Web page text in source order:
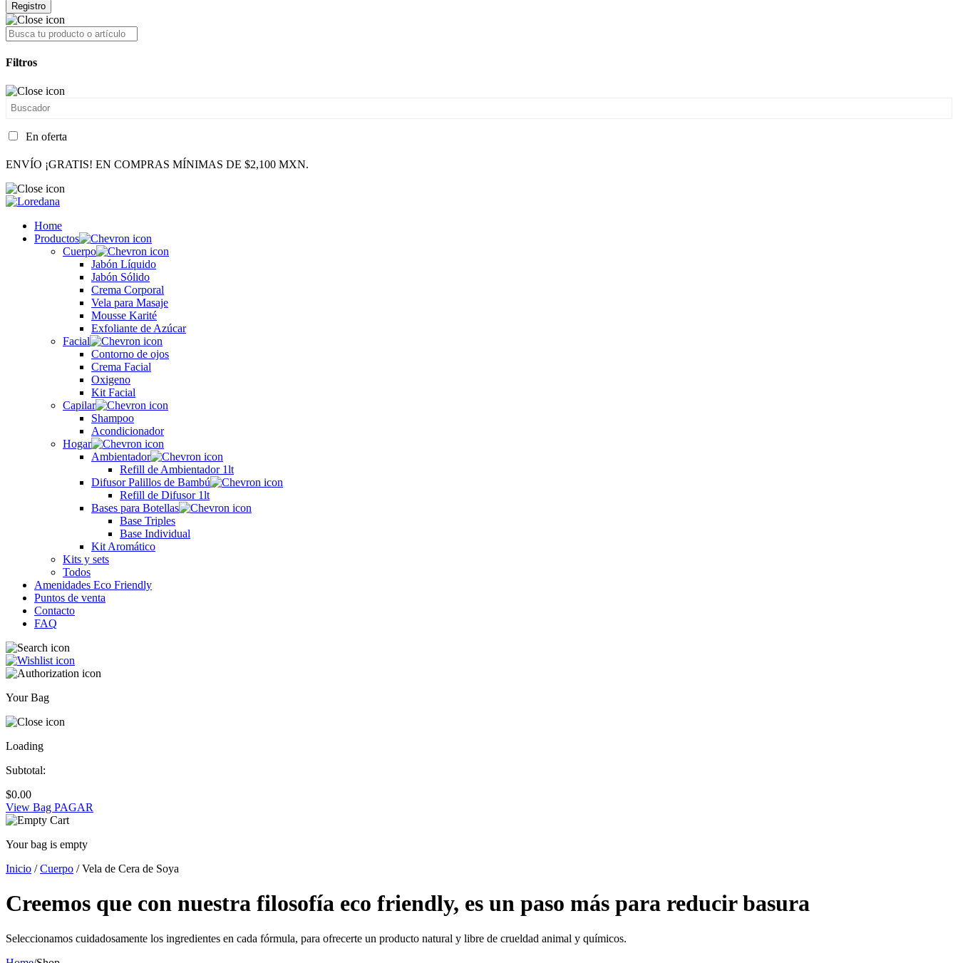
Registro
Filtros
En oferta
ENVÍO ¡GRATIS! EN COMPRAS MÍNIMAS DE $2,100 MXN.
Home
Productos
Cuerpo
Jabón Líquido
Jabón Sólido
Crema Corporal
Vela para Masaje
Mousse Karité
Exfoliante de Azúcar
Facial
Contorno de ojos
Crema Facial
Oxigeno
Kit Facial
Capilar
Shampoo
Acondicionador
Hogar
Ambientador
Refill de Ambientador 1lt
Difusor Palillos de Bambú
Refill de Difusor 1lt
Bases para Botellas
Base Triples
Base Individual
Kit Aromático
Kits y sets
Todos
Amenidades Eco Friendly
Puntos de venta
Contacto
FAQ
Your Bag
Loading
Subtotal:
$0.00
View Bag PAGAR
Your bag is empty
Inicio /Cuerpo / Vela de Cera de Soya
Creemos que con nuestra filosofía eco friendly, es un paso más para reducir basura
Seleccionamos cuidadosamente los ingredientes en cada fórmula, para ofrecerte un producto natural y libre de crueldad animal y químicos.